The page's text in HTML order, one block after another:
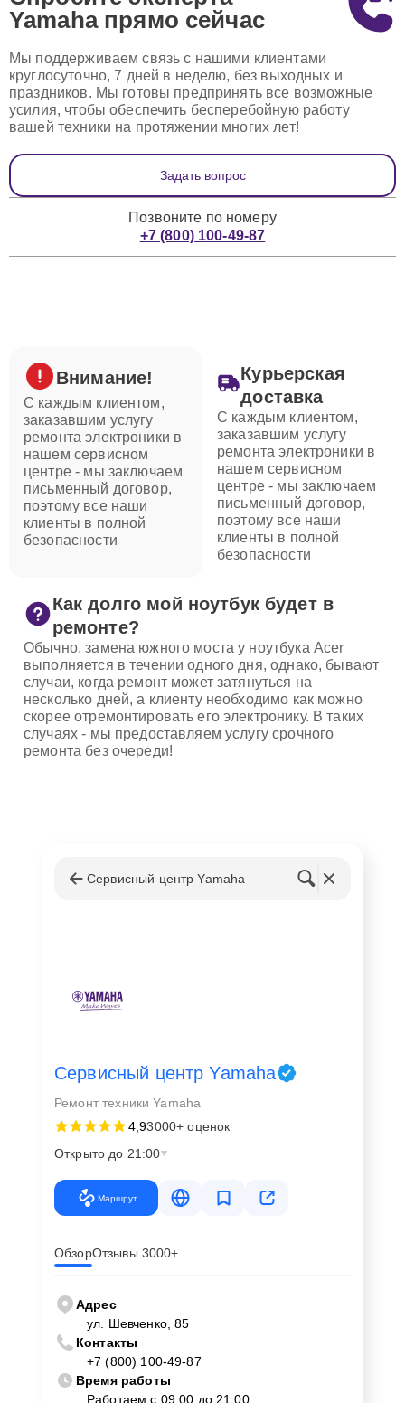
Yamaha прямо сейчас
Мы поддерживаем связь с нашими клиентами
круглосуточно, 7 дней в неделю, без выходных и
праздников. Мы готовы предпринять все возможные
усилия, чтобы обеспечить бесперебойную работу
вашей техники на протяжении многих лет!
Задать вопрос
Позвоните по номеру
+7 (800) 100-49-87
Внимание!
С каждым клиентом,
заказавшим услугу
ремонта электроники в
нашем сервисном
центре - мы заключаем
письменный договор,
поэтому все наши
клиенты в полной
безопасности
Курьерская
доставка
С каждым клиентом,
заказавшим услугу
ремонта электроники в
нашем сервисном
центре - мы заключаем
письменный договор,
поэтому все наши
клиенты в полной
безопасности
Как долго мой ноутбук будет в
ремонте?
Обычно, замена южного моста у ноутбука Acer
выполняется в течении одного дня, однако, бывают
случаи, когда ремонт может затянуться на
несколько дней, а клиенту необходимо как можно
скорее отремонтировать его электронику. В таких
случаях - мы предоставляем услугу срочного
ремонта без очереди!
Сервисный центр Yamaha
Сервисный центр Yamaha
Ремонт техники Yamaha
4,93000+ оценок
Открыто до 21:00
Маршрут
ОбзорОтзывы 3000+
Адрес
ул. Шевченко, 85
Контакты
+7 (800) 100-49-87
Время работы
Работаем с 09:00 до 21:00